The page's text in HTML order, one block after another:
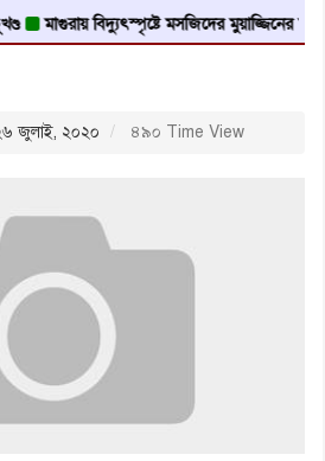
মাগুরায় বিদ্যুৎস্পৃষ্টে মসজিদের মুয়াজ্জিনের মৃত্যু
জুলাই, ২০২০ ৪৯০ Time View